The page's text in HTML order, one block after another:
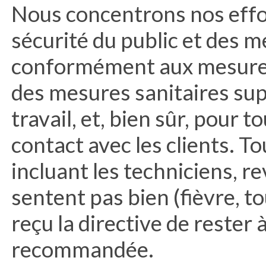
Nous concentrons nos
sécurité du public et des
conformément aux
des mesures sanitaires
travail, et, bien sûr, pour
contact avec les clients.
incluant les techniciens,
sentent pas bien (fièvre,
reçu la directive de rester
recommandée.